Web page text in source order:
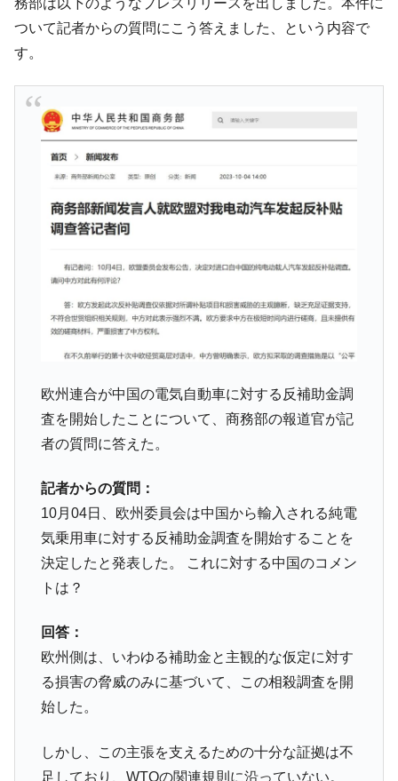
『Money1』
中国だけが鉄鋼輸出を異常増加させる ⇒ 中
国の過剰生産が世界を蝕む。
種は全般的「不調」⇒ PSIが示す現況は決して良くない。
『Money1』
【米韓激突案件】韓国消費者院が『クーパ
ン』1人当たり賠償10万ウォンを認定 ⇒ 総額3兆7,000億
韓国で猛暑。南東部では干ばつ
「KDDX」1番艦、2032年竣工と公示
に韓国がいっちょがみしたのでは。
は韓国で『BYD』車は売れている。6カ月で対前年同期比
1.9倍！
『Money1』
在韓米国大使スティールが着韓！⇒ さっそ
ドを掲げる「在韓反米勢力」
韓国政府「2035年までに18.4GW規模のAIデ
ータセンター整備」⇒ だから無理だってば。
『Money1』
JPモルガン「韓国レバレッジETFの清算は
ほぼ終わった」
『Money1』
韓国『国民年金公団』株価暴落で200兆蒸
発。
『Money1』
ャンペーン」⇒ あの名物教授も登場！
『Money1』
ぎ」では。
『Money1』
韓国鉄鋼最大手『POSCO』ズブズブ沈む。
にぶん殴る法案」提出！⇒ クーパン問題は合衆国企業に対
する差別。許してはおかぬ
ついて記者からの質問にこう答えました、という内容で
す。
欧州連合が中国の電気自動車に対する反補助金調
査を開始したことについて、商務部の報道官が記
者の質問に答えた。
記者からの質問：
10月04日、欧州委員会は中国から輸入される純電
気乗用車に対する反補助金調査を開始することを
決定したと発表した。 これに対する中国のコメン
トは？
回答：
欧州側は、いわゆる補助金と主観的な仮定に対す
る損害の脅威のみに基づいて、この相殺調査を開
始した。
しかし、この主張を支えるための十分な証拠は不
足しており、WTOの関連規則に沿っていない。